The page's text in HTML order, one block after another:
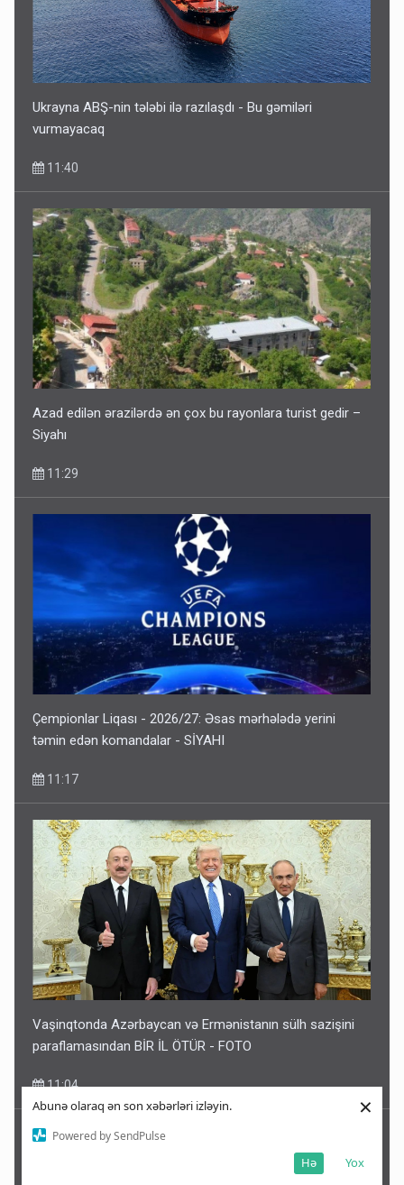
Abunə olaraq ən son xəbərləri izləyin.
Powered by SendPulse
Yox
Hə
×
Ukrayna ABŞ-nin tələbi ilə razılaşdı - Bu gəmiləri
vurmayacaq
11:40
Azad edilən ərazilərdə ən çox bu rayonlara turist gedir –
Siyahı
11:29
Çempionlar Liqası - 2026/27: Əsas mərhələdə yerini
təmin edən komandalar - SİYAHI
11:17
Vaşinqtonda Azərbaycan və Ermənistanın sülh sazişini
paraflamasından BİR İL ÖTÜR - FOTO
11:04